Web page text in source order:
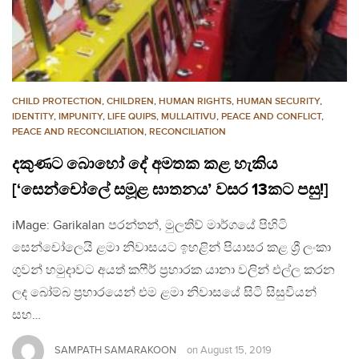
CHILD PROTECTION, CHILDREN, HUMAN RIGHTS, HUMAN SECURITY,
IDENTITY, IMPUNITY, LIFE QUIPS, MULLAITIVU, PEACE AND CONFLICT,
PEACE AND RECONCILIATION, RECONCILIATION
දකුණට බොහෝ දේ අමතක කළ හැකිය
[‘සෙන්චෝලේ සමූළ ඝාතනය’ වසර 13කට පසු!]
iMage: Garikalan පරන්තන්, මුලතිව් මාර්ගයේ පිහිටි
සෙන්චෝලෙයි ළමා නිවාසයට ඉහළින් පියාසර කළ ශ්‍රී ලංකා
ගුවන් හමුදාවට අයත් කෆීර් ප්‍රහාරක යානා වලින් එල්ල කරන
ලද බෝම්බ ප්‍රහාරයෙන් එම ළමා නිවාසයේ සිටි සිසුවියන්
සහ…
SAMPATH SAMARAKOON on August 15, 2019